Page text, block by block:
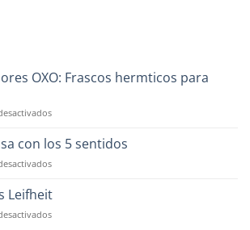
OXO: Frascos hermticos para
en
OXO:
Frascos
hermticos
cocina
con los 5 sentidos
en
tu
casa
con
Leifheit
en